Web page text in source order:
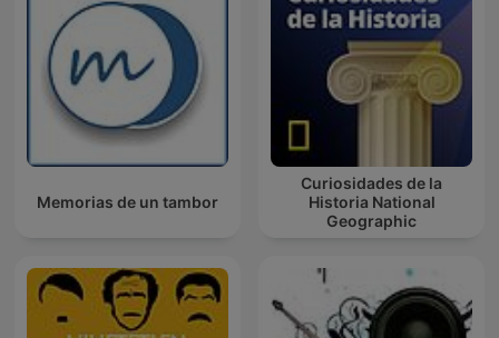
Memorias de un tambor
Curiosidades de la
Historia National
Geographic